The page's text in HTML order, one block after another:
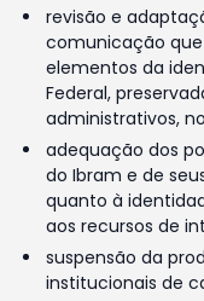
revisão e
comunicação
elementos da
Federal,
administrativos,
adequação dos
do Ibram e de
quanto à
aos recursos de
suspensão da
institucionais de